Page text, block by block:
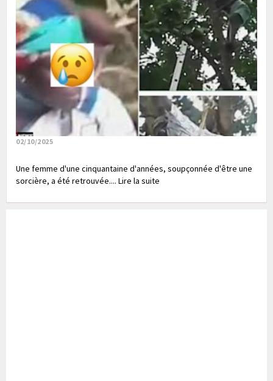
02/10/2025
Une femme d'une cinquantaine d'années, soupçonnée d'être une
sorcière, a été retrouvée.... Lire la suite